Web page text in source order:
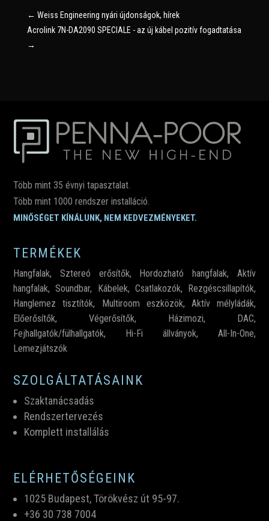
← Weiss Engineering nyári újdonságok, hírek
Acrolink 7N-DA2090 SPECIALE - az új kábel pozitív fogadtatása
→
Több mint 35 évnyi tapasztalat.
Több mint 1000 rendszer installáció.
MINŐSÉGET KÍNÁLUNK, NEM KEDVEZMÉNYEKET.
TERMÉKEK
Hangfalak,Sztereó erősítők, Hordozható hangfalak, Aktív
hangfalak,Soundbar, Kábelek, Csatlakozók, Rezgéscsillapítók,
Hanglemez tisztítók, Multiroom eszközök, Aktív mélyládák,
Előerősítők,Végerősítők, Házimozi, DAC,
Fejhallgatók/fülhallgatók, Hi-Fi állványok, All-In-One,
Lemezjátszók
SZOLGÁLTATÁSAINK
Szaktanácsadás
Rendszertervezés
Komplett installálás
ELÉRHETŐSÉGEINK
1025 Budapest, Törökvész út 95-97.
+36 30 738 7004